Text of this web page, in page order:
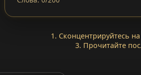
1. Сконцентрируйтесь
3. Прочитайте